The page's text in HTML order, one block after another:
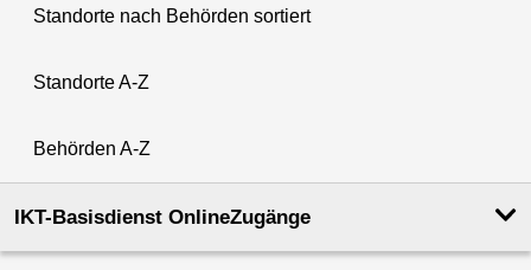
Standorte nach Behörden sortiert
Standorte A-Z
Behörden A-Z
IKT-Basisdienst OnlineZugänge